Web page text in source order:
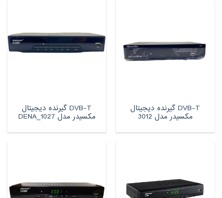
DVB-T گیرنده دیجیتال
مکسیدر مدل 3012
DVB-T گیرنده دیجیتال
مکسیدر مدل DENA_1027